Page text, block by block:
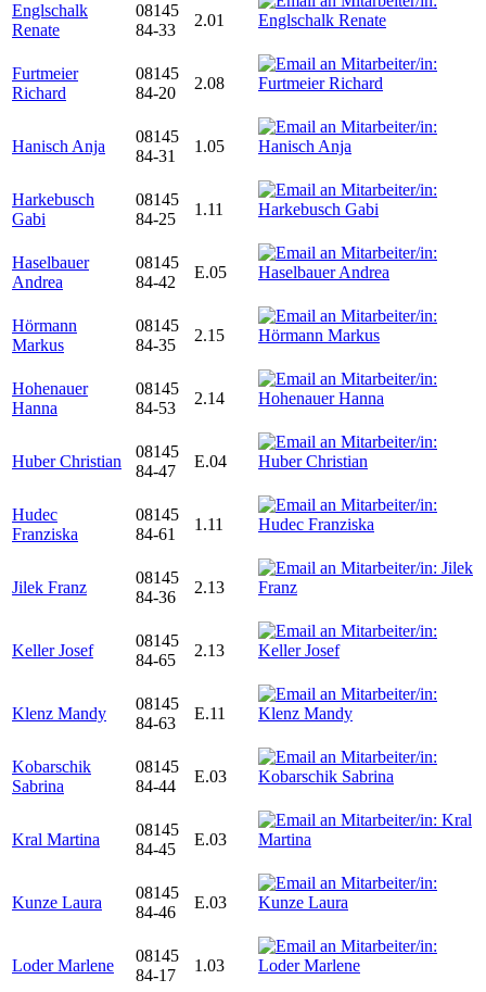
Englschalk
Renate
08145
84-33
2.01
Furtmeier
Richard
08145
84-20
2.08
Hanisch Anja
08145
84-31
1.05
Harkebusch
Gabi
08145
84-25
1.11
Haselbauer
Andrea
08145
84-42
E.05
Hörmann
Markus
08145
84-35
2.15
Hohenauer
Hanna
08145
84-53
2.14
Huber Christian
08145
84-47
E.04
Hudec
Franziska
08145
84-61
1.11
Jilek Franz
08145
84-36
2.13
Keller Josef
08145
84-65
2.13
Klenz Mandy
08145
84-63
E.11
Kobarschik
Sabrina
08145
84-44
E.03
Kral Martina
08145
84-45
E.03
Kunze Laura
08145
84-46
E.03
Loder Marlene
08145
84-17
1.03